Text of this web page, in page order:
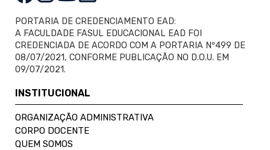
PORTARIA DE CREDENCIAMENTO EAD:
A FACULDADE FASUL EDUCACIONAL EAD FOI
CREDENCIADA DE ACORDO COM A PORTARIA Nº499 DE
08/07/2021, CONFORME PUBLICAÇÃO NO D.O.U. EM
09/07/2021.
INSTITUCIONAL
ORGANIZAÇÃO ADMINISTRATIVA
CORPO DOCENTE
QUEM SOMOS